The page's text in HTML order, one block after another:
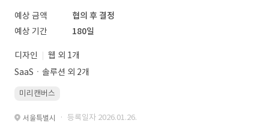
예상 금액
협의 후 결정
예상 기간
180일
디자인
웹 외 1개
SaaSㆍ솔루션 외 2개
미리캔버스
서울특별시 · 등록일자 2026.01.26.